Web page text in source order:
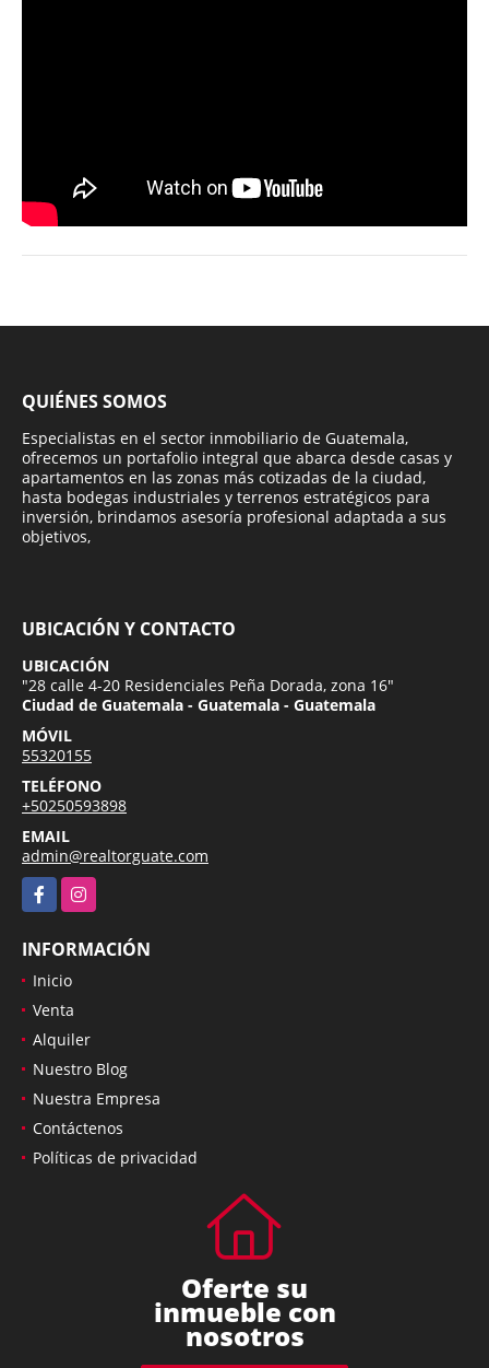
QUIÉNES SOMOS
Especialistas en el sector inmobiliario de Guatemala,
ofrecemos un portafolio integral que abarca desde casas y
apartamentos en las zonas más cotizadas de la ciudad,
hasta bodegas industriales y terrenos estratégicos para
inversión, brindamos asesoría profesional adaptada a sus
objetivos,
UBICACIÓN Y CONTACTO
UBICACIÓN
"28 calle 4-20 Residenciales Peña Dorada, zona 16"
Ciudad de Guatemala - Guatemala - Guatemala
MÓVIL
55320155
TELÉFONO
+50250593898
EMAIL
admin@realtorguate.com
FacebookInstagram
INFORMACIÓN
Inicio
Venta
Alquiler
Nuestro Blog
Nuestra Empresa
Contáctenos
Políticas de privacidad
Oferte su
inmueble con
nosotros